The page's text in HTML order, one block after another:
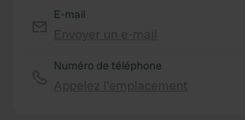
E-mail
Numéro de téléphone